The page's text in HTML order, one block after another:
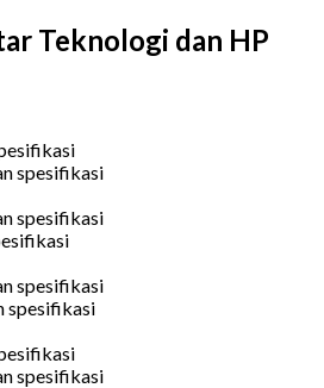
Teknologi dan HP
spesifikasi
spesifikasi
spesifikasi
spesifikasi
spesifikasi